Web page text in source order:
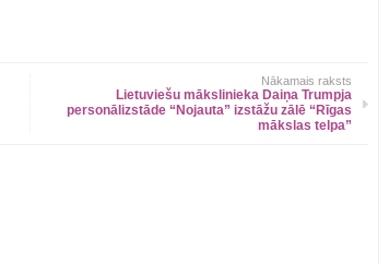
Nākamais raksts
Lietuviešu mākslinieka Daiņa Trumpja
personālizstāde “Nojauta” izstāžu zālē “Rīgas
mākslas telpa”